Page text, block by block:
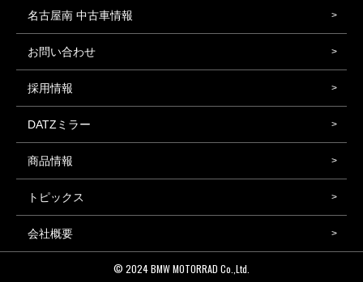
名古屋南 中古車情報
お問い合わせ
採用情報
DATZミラー
商品情報
トピックス
会社概要
© 2024BMW MOTORRAD Co.,Ltd.